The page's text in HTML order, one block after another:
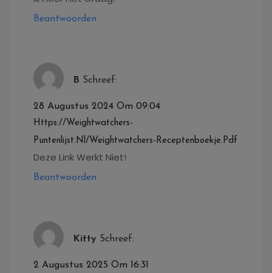
Beantwoorden
B Schreef:
28 Augustus 2024 Om 09:04
Https://weightwatchers-
Puntenlijst.nl/weightwatchers-Receptenboekje.pdf
Deze Link Werkt Niet!
Beantwoorden
Kitty Schreef:
2 Augustus 2025 Om 16:31